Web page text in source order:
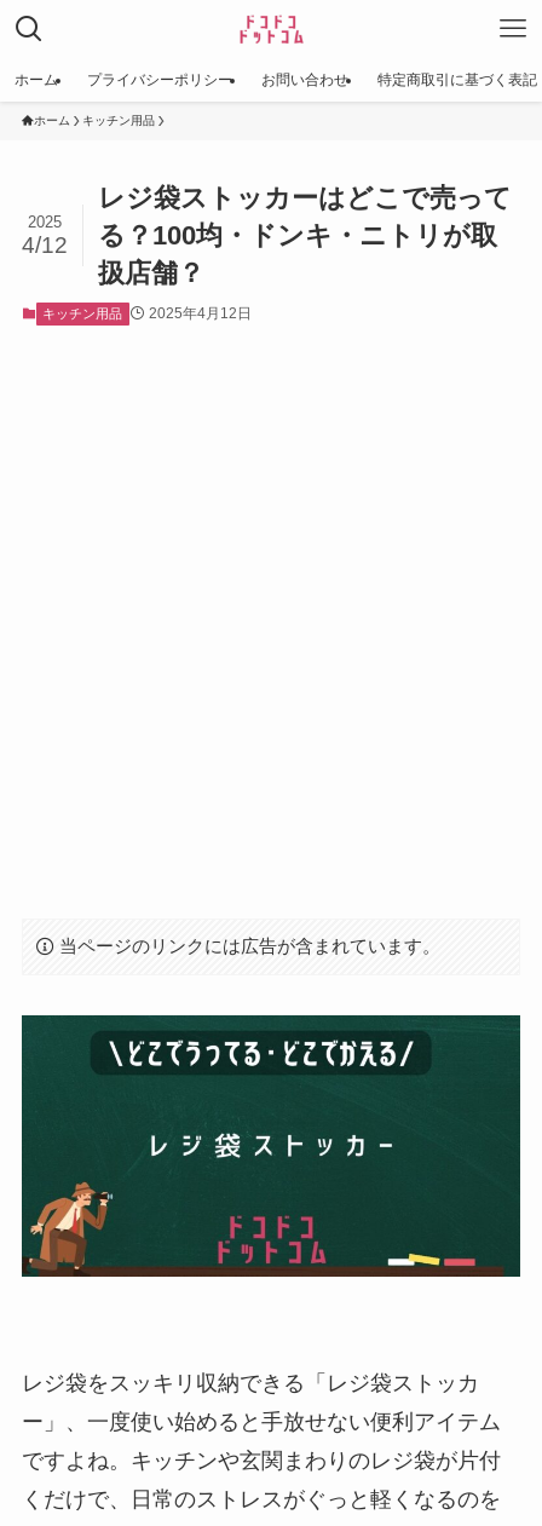
ホーム プライバシーポリシー お問い合わせ 特定商取引に基づく表記
ホーム キッチン用品
レジ袋ストッカーはどこで売って
る？100均・ドンキ・ニトリが取
扱店舗？
2025
4/12
キッチン用品 2025年4月12日
当ページのリンクには広告が含まれています。
レジ袋をスッキリ収納できる「レジ袋ストッカ
ー」、一度使い始めると手放せない便利アイテム
ですよね。キッチンや玄関まわりのレジ袋が片付
くだけで、日常のストレスがぐっと軽くなるのを